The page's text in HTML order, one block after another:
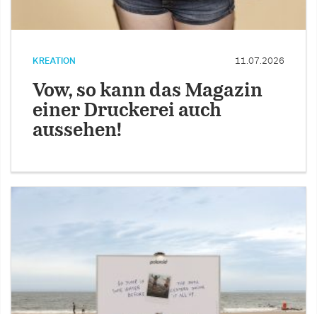
KREATION 11.07.2026
Vow, so kann das Magazin
einer Druckerei auch
aussehen!